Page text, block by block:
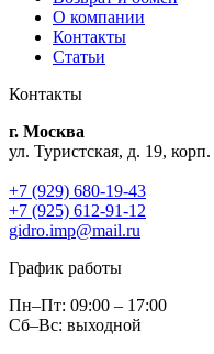
О компании
Контакты
Статьи
Контакты
г. Москва
ул. Туристская, д. 19,
+7 (929) 680-19-43
+7 (925) 612-91-12
gidro.imp@mail.ru
График работы
Пн–Пт: 09:00 – 17:00
Сб–Вс: выходной